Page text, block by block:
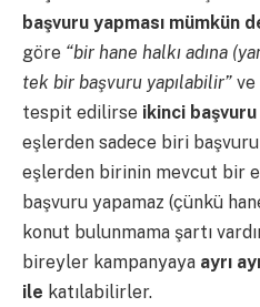
başvuru yapması mümkün
göre “bir hane halkı adına
tek bir başvuru yapılabilir” ve
tespit edilirse ikinci
eşlerden sadece biri başvuru
eşlerden birinin mevcut bir
başvuru yapamaz (çünkü
konut bulunmama şartı
bireyler kampanyaya ayrı
ile katılabilirler.